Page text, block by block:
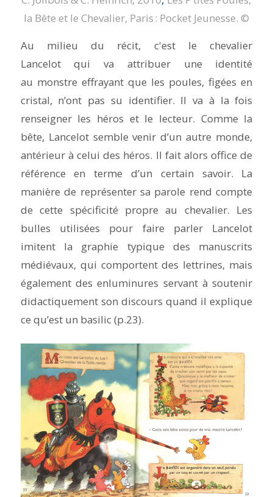
la Bête et le Chevalier, Paris : Pocket Jeunesse. ©
Au milieu du récit, c'est le chevalier
Lancelot qui va attribuer une identité
au monstre effrayant que les poules, figées en
cristal, n’ont pas su identifier. Il va à la fois
renseigner les héros et le lecteur. Comme la
bête, Lancelot semble venir d’un autre monde,
antérieur à celui des héros. Il fait alors office de
référence en terme d’un certain savoir. La
manière de représenter sa parole rend compte
de cette spécificité propre au chevalier. Les
bulles utilisées pour faire parler Lancelot
imitent la graphie typique des manuscrits
médiévaux, qui comportent des lettrines, mais
également des enluminures servant à soutenir
didactiquement son discours quand il explique
ce qu’est un basilic (p.23).